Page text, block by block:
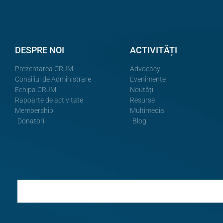
DESPRE NOI
Prezentarea CRJM
Consiliul de Administrare
Echipa CRJM
Rapoarte de activitate
Membership
Donatori
ACTIVITĂȚI
Advocacy
Evenimente
Noutăți
Resurse
Multimedia
Blog